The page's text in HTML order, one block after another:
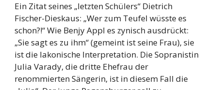
Ein Zitat seines „letzten Schülers“ Dietrich
Fischer-Dieskaus: „Wer zum Teufel wüsste es
schon?!“ Wie Benjy Appl es zynisch ausdrückt:
„Sie sagt es zu ihm“ (gemeint ist seine Frau), sie
ist die lakonische Interpretation. Die Sopranistin
Julia Varady, die dritte Ehefrau der
renommierten Sängerin, ist in diesem Fall die